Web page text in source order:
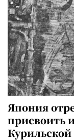
Япония
присвоить